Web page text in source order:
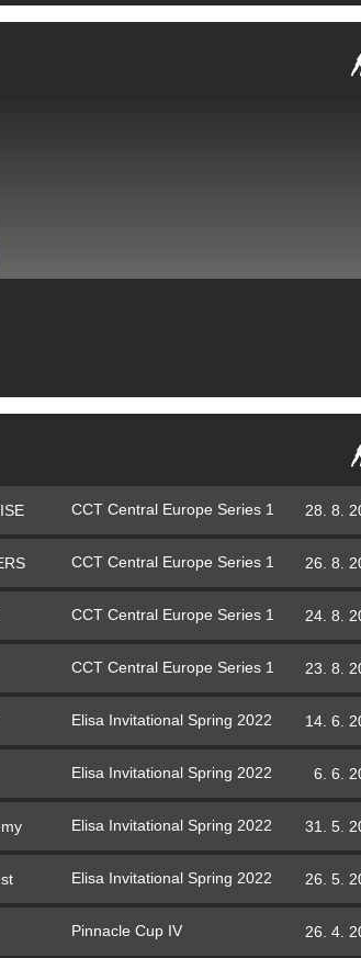
CCT Central Europe Series 1 28. 8.
CCT Central Europe Series 1 26. 8.
CCT Central Europe Series 1 24. 8.
CCT Central Europe Series 1 23. 8.
Elisa Invitational Spring 2022 14. 6.
Elisa Invitational Spring 2022 6. 6.
Elisa Invitational Spring 2022 31. 5.
Elisa Invitational Spring 2022 26. 5.
Pinnacle Cup IV 26. 4.